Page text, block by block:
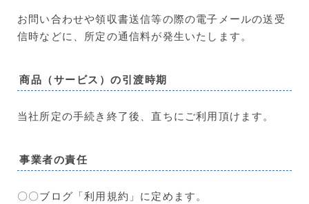
お問い合わせや領収書送信等の際の電子メールの送受
信時などに、所定の通信料が発生いたします。
商品（サービス）の引渡時期
当社所定の手続き終了後、直ちにご利用頂けます。
事業者の責任
〇〇ブログ「利用規約」に定めます。